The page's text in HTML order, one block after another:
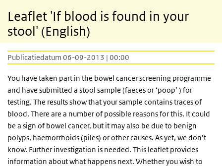
Leaflet 'If blood is found in your
stool' (English)
Publicatiedatum 06-09-2013 | 00:00
You have taken part in the bowel cancer screening programme
and have submitted a stool sample (faeces or ‘poop’ ) for
testing. The results show that your sample contains traces of
blood. There are a number of possible reasons for this. It could
be a sign of bowel cancer, but it may also be due to benign
polyps, haemorrhoids (piles) or other causes. As yet, we don’t
know. Further investigation is needed. This leaflet provides
information about what happens next. Whether you wish to